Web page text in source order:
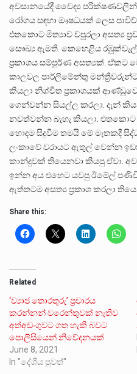
අවසානයේදී වෛද්‍ය
රෝගය සඳහා ඖෂධයක් ලෙස
එතකොට මිත්‍යාව වපුරලා අසත්‍ය
සෞඛ්‍ය ඇමති. කෙහෙළිය
ප්‍රකාශය සම්පූර්ණ අසත්‍යක්.
කාලවල පාර්ලිමේන්තු
කියලා නිශ්චිත ප්‍රකාශයක්
ගෙන්වන්න සියල්ල කරලා. දැන්
නවත්වන්න බැහැ කියලා.
හොඳම සිදුවීම තමයි මේ මෑතකදී
ලංකාවේ වරායට ඇතුල් වෙන්න
කාන්දුවක් තියෙනවා කියපු ඒවා.
ඉන්න අය එහෙට යවපු ඊමේල්
ඇත්තටම අසත්‍ය ප්‍රකාශ කරලා
Share this:
Related
‘ව්‍යාජ තොරතුරු’ ප්‍රචාරය
කරන්නන් වරෙන්තුවක් නැතිව
අත්අඩංගුවට ගත හැකි බවට
පොලිසියෙන් නිවේදනයක්
June 8, 2021
In "දේශීය පුවත්"